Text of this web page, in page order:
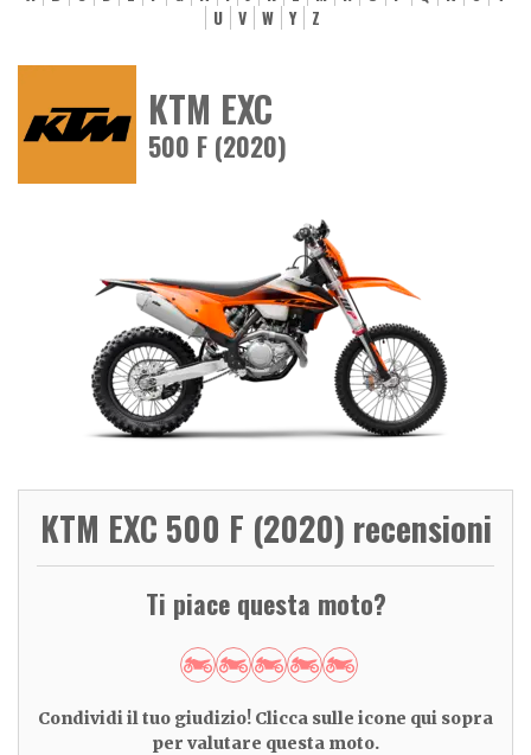
U
V W Y Z
KTM EXC
500 F (2020)
KTM EXC 500 F (2020) recensioni
Ti piace questa moto?
Condividi il tuo giudizio! Clicca sulle icone qui sopra
per valutare questa moto.